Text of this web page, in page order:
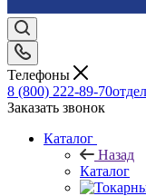
Телефоны
8 (800) 222-89-70
Заказать звонок
Каталог
Назад
Каталог